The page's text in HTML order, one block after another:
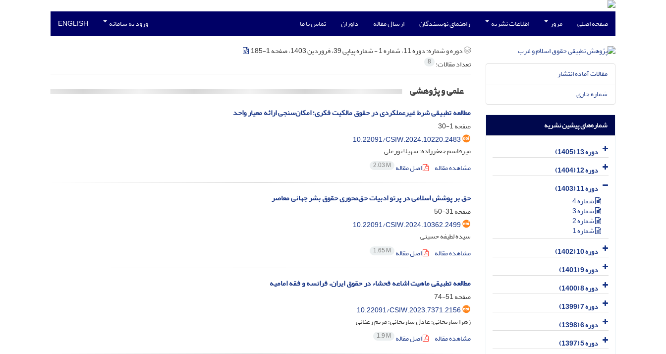
صفحه اصلی مرور اطلاعات نشریه راهنمای نویسندگان ارسال مقاله داوران تماس با ما ورود به سامانه ENGLISH
دوره و شماره:دوره 11، شماره 1 - شماره پیاپی 39، فروردین 1403، صفحه 1-185
تعداد مقالات: 8
علمی و پژوهشی
مطالعه تطبیقی شرط غیرعملکردی در حقوق مالکیت فکری؛ امکان‌‌سنجی ارائه معیار واحد
صفحه1-30
10.22091/CSIW.2024.10220.2483
میرقاسم جعفرزاده؛ سهیلا نورعلی
مشاهده مقاله
اصل مقاله 2.03 M
حق بر پوشش اسلامی در پرتو ادبیات حق‌محوری حقوق بشر جهانی معاصر
صفحه31-50
10.22091/CSIW.2024.10362.2499
سیده لطیفه حسینی
مشاهده مقاله
اصل مقاله 1.65 M
مطالعه تطبیقی ماهیت اشاعه فحشاء در حقوق ایران، فرانسه و فقه امامیه
صفحه51-74
10.22091/CSIW.2023.7371.2156
زهرا ساریخانی؛ عادل ساریخانی؛ مریم رعنائی
مشاهده مقاله
اصل مقاله 1.9 M
مقالات آماده انتشار
شماره جاری
شماره‌های پیشین نشریه
دوره 13 (1405)
دوره 12 (1404)
دوره 11 (1403)
شماره 4
شماره 3
شماره 2
شماره 1
دوره 10 (1402)
دوره 9 (1401)
دوره 8 (1400)
دوره 7 (1399)
دوره 6 (1398)
دوره 5 (1397)